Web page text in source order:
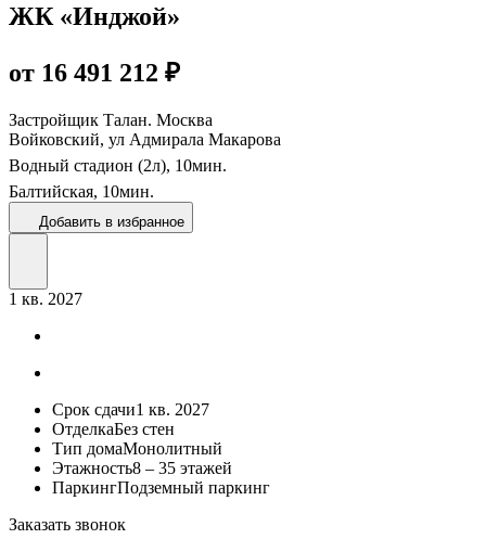
ЖК «Инджой»
от 16 491 212 ₽
Застройщик Талан. Москва
Войковский, ул Адмирала Макарова
Водный стадион (2л), 10мин.
Балтийская, 10мин.
Добавить в избранное
1 кв. 2027
Срок сдачи1 кв. 2027
ОтделкаБез стен
Тип домаМонолитный
Этажность8 – 35 этажей
ПаркингПодземный паркинг
Заказать звонок